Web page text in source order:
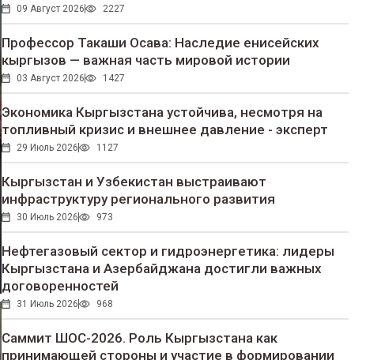
09 Август 2026 2227
Профессор Такаши Осава: Наследие енисейских
кыргызов — важная часть мировой истории
03 Август 2026 1427
Экономика Кыргызстана устойчива, несмотря на
топливный кризис и внешнее давление - эксперт
29 Июль 2026 1127
Кыргызстан и Узбекистан выстраивают
инфраструктуру регионального развития
30 Июль 2026 973
Нефтегазовый сектор и гидроэнергетика: лидеры
Кыргызстана и Азербайджана достигли важных
договоренностей
31 Июль 2026 968
Саммит ШОС-2026. Роль Кыргызстана как
принимающей стороны и участие в формировании